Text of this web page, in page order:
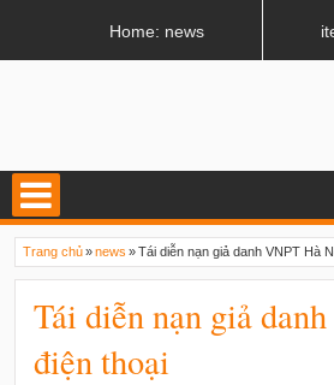
Trang chủ»news »Tái diễn nạn giả danh VNPT Hà
Tái diễn nạn giả
điện thoại
Home: news